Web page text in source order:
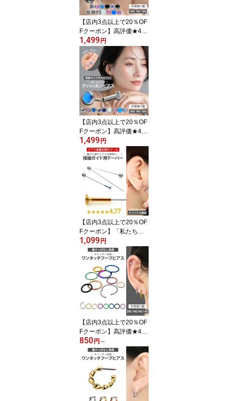
間あり/返品交換保証】
【店内3点以上で20％OF
Fクーポン】高評価★4.6
5【ネジ不要/摩擦でロッ
ク】つけっぱなしピアス
ボディピアス 20G 18G 1
6G プッシュピン立爪ジ
ュエル＆シンセティック
オパールラブレット トラ
ガス 軟骨ピアス 【片耳
用】 【30日間お試し期
間あり/返品交換保証】
1,499円
【店内3点以上で20％OF
Fクーポン】高評価★4.7
3【ネジ不要/摩擦でロッ
ク】つけっぱなしピアス
ボディピアス 20G 18G 1
6G ベゼルセットジュエ
ル＆シンセティックオパ
ールプッシュピンラブレ
ット トラガス 軟骨ピア
ス 【片耳用】 【30日間
お試し期間あり/返品交換
保証】
1,499円
【店内3点以上で20％OF
Fクーポン】「私たちが
作りました」【高評価4.
77】ボディピアス ピア
ス装着時のガイド専用 極
細インサーションテーパ
ー サージカルステンレス
【30日間お試し期間あ
り/返品交換保証】
1,099円
【店内3点以上で20％OF
Fクーポン】高評価★4.6
【つけっぱなしピアス】
ボディピアス 20G 18G 1
6G 14G ワンタッチ ネオ
セグメントリング 軟骨ピ
アス シンプル 【30日間
お試し期間あり/返品交換
保証】
850円 ～